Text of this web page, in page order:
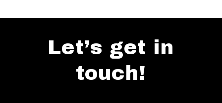
Let’s get in
touch!